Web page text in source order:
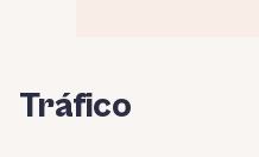
Tráfico